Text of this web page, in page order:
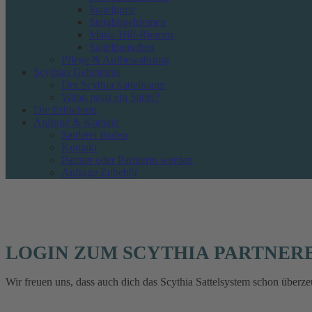
Sattelgurte
Steigbügelriemen
Maria-Hilf-Riemen
Sattelpauschen
Pflege & Aufbewahrung
Scythias Geheimnis
Der Scythia Sattelbaum
Wann passt ein Sattel?
Die Erfinderin
Anfrage & Kontakt
Sattlerei finden
Kontakt
Partner oder Partnerin werden
Anfrage Zubehör
LOGIN ZUM SCYTHIA
Wir freuen uns, dass auch dich das Scythia Sattelsystem schon